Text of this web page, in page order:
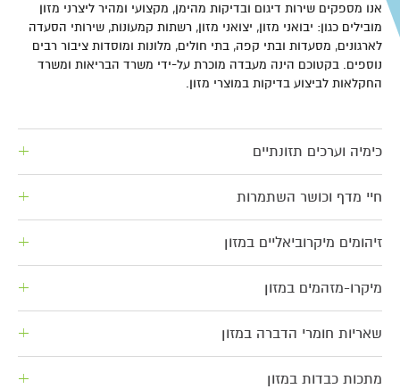
אנו מספקים שירות דיגום ובדיקות מהימן, מקצועי ומהיר ליצרני מזון
מובילים כגון: יבואני מזון, יצואני מזון, רשתות קמעונות, שירותי הסעדה
לארגונים, מסעדות ובתי קפה, בתי חולים, מלונות ומוסדות ציבור רבים
נוספים. בקטוכם הינה מעבדה מוכרת על-ידי משרד הבריאות ומשרד
החקלאות לביצוע בדיקות במוצרי מזון.
כימיה וערכים תזונתיים
חיי מדף וכושר השתמרות
זיהומים מיקרוביאליים במזון
מיקרו-מזהמים במזון
שאריות חומרי הדברה במזון
מתכות כבדות במזון